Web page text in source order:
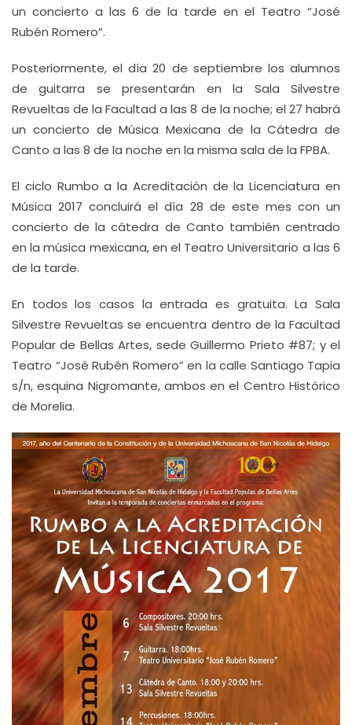
un concierto a las 6 de la tarde en el Teatro “José
Rubén Romero”.
Posteriormente, el día 20 de septiembre los alumnos
de guitarra se presentarán en la Sala Silvestre
Revueltas de la Facultad a las 8 de la noche; el 27 habrá
un concierto de Música Mexicana de la Cátedra de
Canto a las 8 de la noche en la misma sala de la FPBA.
El ciclo Rumbo a la Acreditación de la Licenciatura en
Música 2017 concluirá el día 28 de este mes con un
concierto de la cátedra de Canto también centrado
en la música mexicana, en el Teatro Universitario a las 6
de la tarde.
En todos los casos la entrada es gratuita. La Sala
Silvestre Revueltas se encuentra dentro de la Facultad
Popular de Bellas Artes, sede Guillermo Prieto #87; y el
Teatro “José Rubén Romero” en la calle Santiago Tapia
s/n, esquina Nigromante, ambos en el Centro Histórico
de Morelia.